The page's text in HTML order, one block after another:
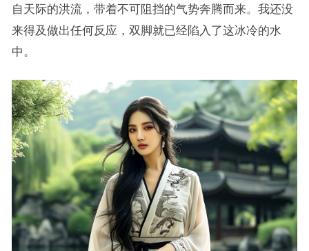
自天际的洪流，带着不可阻挡的气势奔腾而来。我还没
来得及做出任何反应，双脚就已经陷入了这冰冷的水
中。